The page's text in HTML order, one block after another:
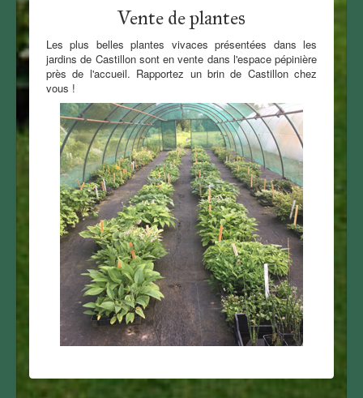
Vente de plantes
Les plus belles plantes vivaces présentées dans les
jardins de Castillon sont en vente dans l'espace pépinière
près de l'accueil. Rapportez un brin de Castillon chez
vous !